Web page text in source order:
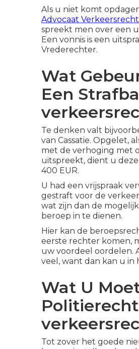
Als u niet komt
Advocaat Verkeersrecht
spreekt men over een
Een vonnis is een
Vrederechter.
Wat
Een
Te denken valt
van Cassatie. Opgelet,
met de verhoging met
uitspreekt, dient u
400 EUR.
U had een vrijspraak
gestraft voor de
wat zijn dan de
beroep in te dienen.
Hier kan de
eerste rechter komen,
uw voordeel oordelen.
veel, want dan kan u
Wat U
Tot zover het goede